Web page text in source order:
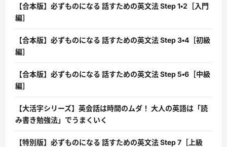
【合本版】必ずものになる 話すための英文法 Step 1・2［入門
編］
【合本版】必ずものになる 話すための英文法 Step 3・4［初級
編］
【合本版】必ずものになる 話すための英文法 Step 5・6［中級
編］
【大活字シリーズ】英会話は時間のムダ！ 大人の英語は「読
み書き勉強法」でうまくいく
【特別版】必ずものになる 話すための英文法 Step 7［上級